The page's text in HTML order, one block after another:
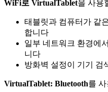
WiFi로 VirtualTablet을 사용
태블릿과 컴퓨터가 같
합니다
일부 네트워크 환경에
니다
방화벽 설정이 기기 검
VirtualTablet: Bluetooth를 사